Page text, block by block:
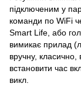
підключеним у
команди по WiFi
Smart Life, або
вимикає прилад
вручну, класично,
встановити час
викл.